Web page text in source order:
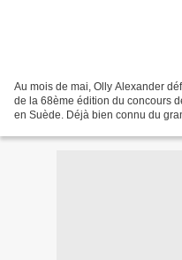
Au mois de mai, Olly Alexander
de la 68ème édition du concours
en Suède. Déjà bien connu du